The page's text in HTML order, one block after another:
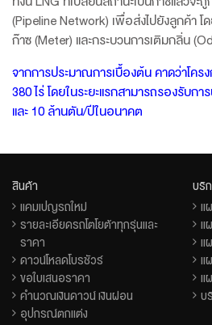
(Pipeline Network) เพื่อส่งไปยังลูกค้า
ก๊าซ (Meter) และกระบวนการเติมกลิ่น
จากการประมาณการเบื้องต้น คาดว่าโค
380 ไร่ โดยในระยะแรกสามารถรองรับก
และ 10 ล้านตัน/ปีในอนาคต
สินค้า
แคมเปญรถใหม่
รายละเอียดรถโตโยต้าทุกรุ่นและ
ราคา
ดาวน์โหลดโบรชัวร์
ขอใบเสนอราคา
คำนวณเงินดาวน์ เงินผ่อน
อุปกรณ์ตกแต่ง
บริ
แ
แ
แ
แ
แ
บ